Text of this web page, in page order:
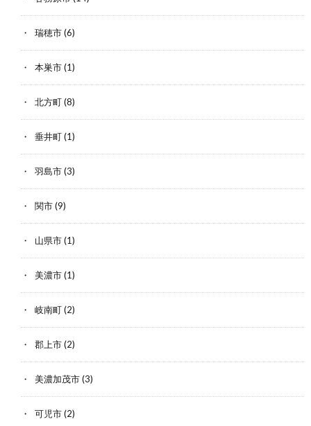
瑞穂市(6)
本巣市(1)
北方町(8)
垂井町(1)
羽島市(3)
関市(9)
山県市(1)
美濃市(1)
岐南町(2)
郡上市(2)
美濃加茂市(3)
可児市(2)